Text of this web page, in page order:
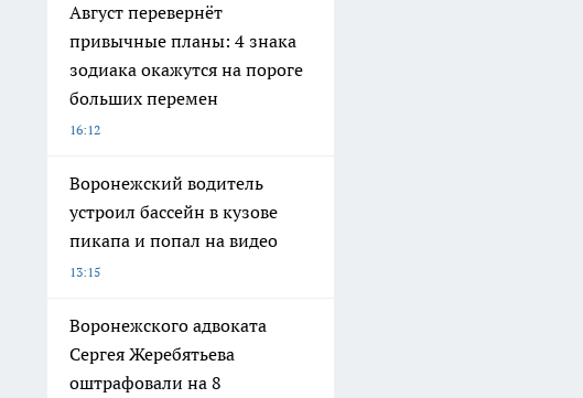
Август перевернёт
привычные планы: 4 знака
зодиака окажутся на пороге
больших перемен
16:12
Воронежский водитель
устроил бассейн в кузове
пикапа и попал на видео
13:15
Воронежского адвоката
Сергея Жеребятьева
оштрафовали на 8